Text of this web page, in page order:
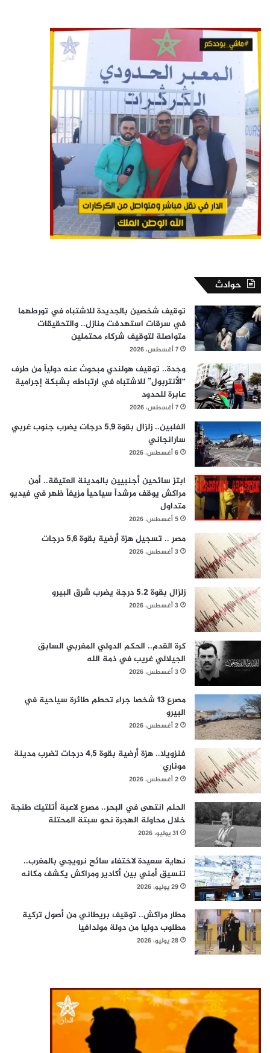
حوادث
توقيف شخصين بالجديدة للاشتباه في تورطهما
في سرقات استهدفت منازل.. والتحقيقات
متواصلة لتوقيف شركاء محتملين
7 أغسطس، 2026
وجدة.. توقيف هولندي مبحوث عنه دولياً من طرف
“الأنتربول” للاشتباه في ارتباطه بشبكة إجرامية
عابرة للحدود
7 أغسطس، 2026
الفلبين.. زلزال بقوة 5,9 درجات يضرب جنوب غربي
سارانجاني
6 أغسطس، 2026
ابتز سائحين أجنبيين بالمدينة العتيقة.. أمن
مراكش يوقف مرشداً سياحياً مزيفاً ظهر في فيديو
متداول
5 أغسطس، 2026
مصر .. تسجيل هزة أرضية بقوة 5,6 درجات
3 أغسطس، 2026
زلزال بقوة 5.2 درجة يضرب شرق البيرو
3 أغسطس، 2026
كرة القدم.. الحكم الدولي المغربي السابق
الجيلالي غريب في ذمة الله
3 أغسطس، 2026
مصرع 13 شخصا جراء تحطم طائرة سياحية في
البيرو
2 أغسطس، 2026
فنزويلا.. هزة أرضية بقوة 4,5 درجات تضرب مدينة
موناري
2 أغسطس، 2026
الحلم انتهى في البحر.. مصرع لاعبة أتلتيك طنجة
خلال محاولة الهجرة نحو سبتة المحتلة
31 يوليو، 2026
نهاية سعيدة لاختفاء سائح نرويجي بالمغرب..
تنسيق أمني بين أكادير ومراكش يكشف مكانه
29 يوليو، 2026
مطار مراكش.. توقيف بريطاني من أصول تركية
مطلوب دوليا من دولة مولدافيا
28 يوليو، 2026